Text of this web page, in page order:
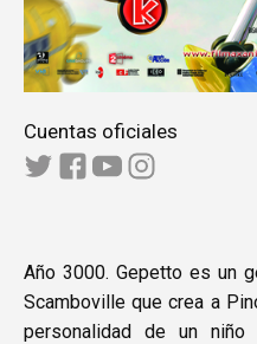
Cuentas oficiales
Año 3000. Gepetto es un
Scamboville que crea a
personalidad de un